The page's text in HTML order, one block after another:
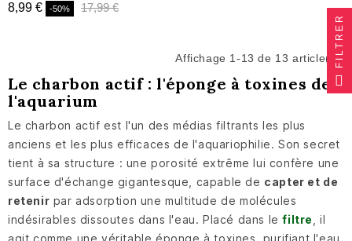
8,99 € -50% 17,99 €
Affichage 1-13 de 13 article(s)
Le charbon actif : l'éponge à toxines de
l'aquarium
Le charbon actif est l'un des médias filtrants les plus
anciens et les plus efficaces de l'aquariophilie. Son secret
tient à sa structure : une porosité extrême lui confère une
surface d'échange gigantesque, capable de capter et de
retenir par adsorption une multitude de molécules
indésirables dissoutes dans l'eau. Placé dans lefiltre
, il
agit comme une véritable éponge à toxines, purifiant l'eau
FILTRER